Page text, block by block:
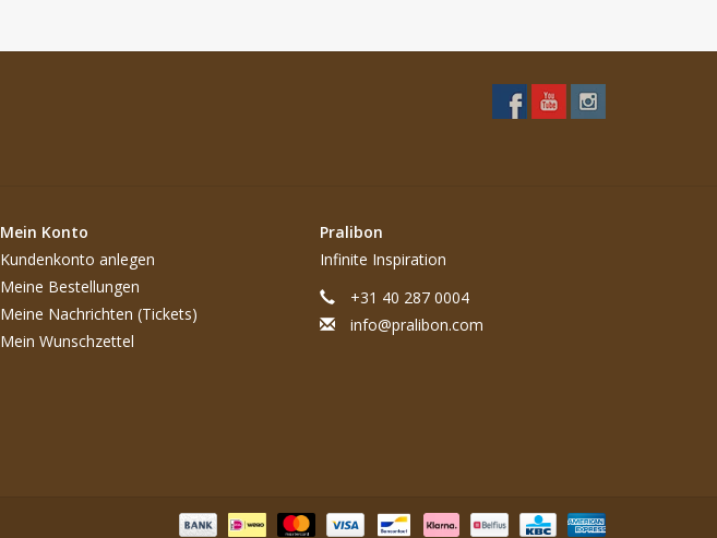
Mein Konto
Kundenkonto anlegen
Meine Bestellungen
Meine Nachrichten (Tickets)
Mein Wunschzettel
Pralibon
Infinite Inspiration
+31 40 287 0004
info@pralibon.com